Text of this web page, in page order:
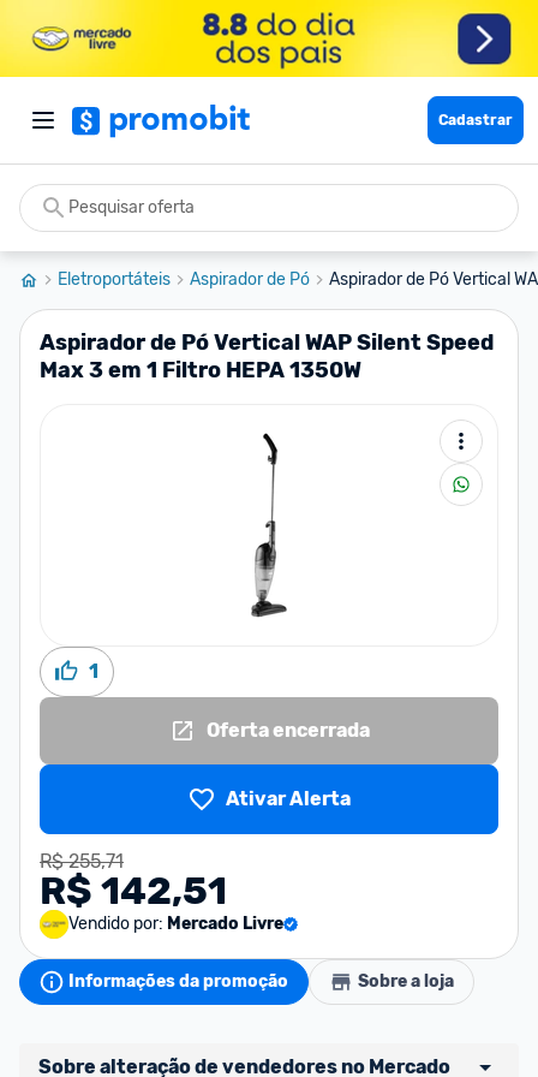
Cadastrar
Eletroportáteis Aspirador de Pó Aspirador de Pó Vertical
Aspirador de Pó Vertical WAP Silent Speed
Max 3 em 1 Filtro HEPA 1350W
1
Oferta encerrada
Ativar Alerta
R$ 255,71
R$ 142,51
Vendido por: Mercado Livre
Informações da promoção Sobre a loja
Sobre alteração de vendedores no Mercado